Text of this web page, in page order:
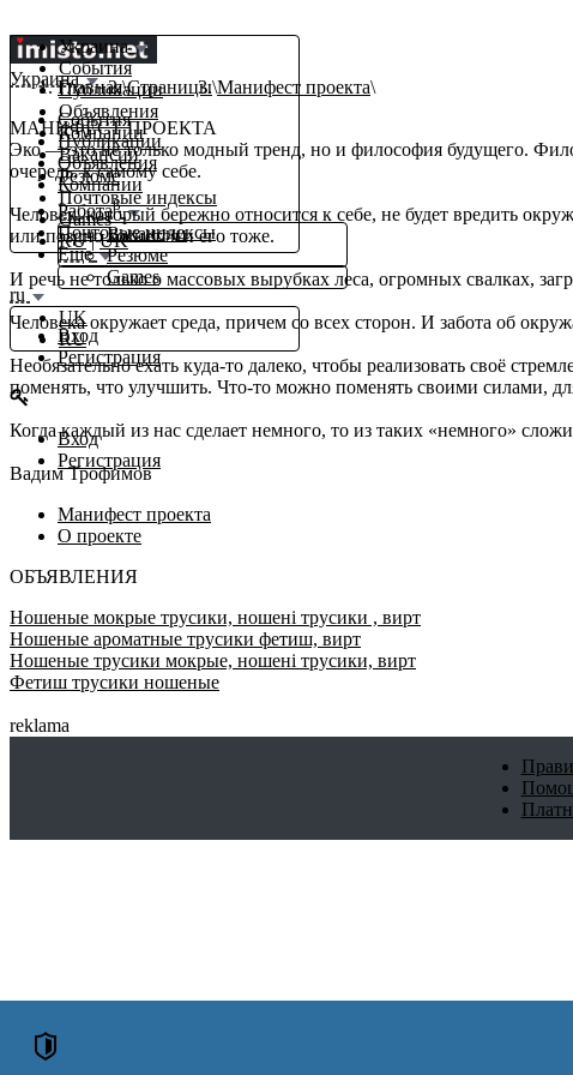
Украина
События
Публикации
Объявления
Компании
Вакансии
Резюме
Почтовые индексы
Games
RU|UK
Украина
События
Публикации
Объявления
Компании
Работаβ
Вакансии
Резюме
Почтовые индексы
Еще
Games
ru
UK
RU
Вход
Регистрация
Вход
Регистрация
Главная Страницы Манифест проекта
МАНИФЕСТ ПРОЕКТА
Эко — это не только модный тренд, но и философия будущего.
очередь, к самому себе.
Человек, который бережно относится к себе, не будет вредить
или поздно коснется и его тоже.
И речь не только о массовых вырубках леса, огромных свалках,
Человека окружает среда, причем со всех сторон. И забота об
Необязательно ехать куда-то далеко, чтобы реализовать своё
поменять, что улучшить. Что-то можно поменять своими силами,
Когда каждый из нас сделает немного, то из таких «немного»
Вадим Трофимов
Манифест проекта
О проекте
ОБЪЯВЛЕНИЯ
Ношеные мокрые трусики, ношені трусики , вирт
Ношеные ароматные трусики фетиш, вирт
Ношеные трусики мокрые, ношені трусики, вирт
Фетиш трусики ношеные
reklama